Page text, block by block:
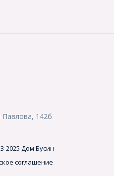
Павлова, 142б
2025 Дом Бусин
соглашение